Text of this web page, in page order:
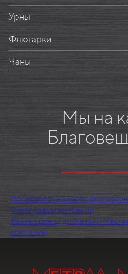
Урны
Флюгарки
Чаны
Мы на
Посмотреть на карте
Фотографии компании
Найти проезд до Металл
компания